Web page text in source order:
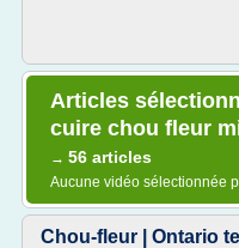
Articles
cuire chou fleur
→ 56 articles
Aucune vidéo sélectionnée
Chou-fleur | Ontario